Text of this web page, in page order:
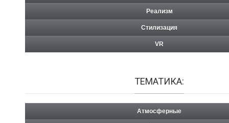
Реализм
Стилизация
VR
ТЕМАТИКА:
Атмосферные